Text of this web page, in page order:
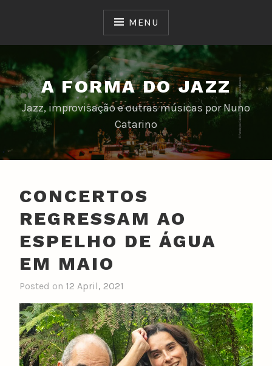
MENU
A FORMA DO JAZZ
Jazz, improvisação e outras músicas por Nuno
Catarino
CONCERTOS
REGRESSAM AO
ESPELHO DE ÁGUA
EM MAIO
Posted on 12 April, 2021
y
n
u
n
o